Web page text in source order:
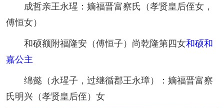
成哲亲王永瑆：嫡福晋富察氏（孝贤皇后侄女，
傅恒女）
和硕额附福隆安（傅恒子）尚乾隆第四女和硕和
嘉公主
绵懿（永瑆子，过继循郡王永璋）：嫡福晋富察
氏明兴（孝贤皇后侄）女